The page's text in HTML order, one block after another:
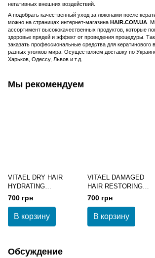
негативных внешних воздействий.
А подобрать качественный уход за локонами после
можно на страницах интернет-магазина HAIR.COM.UA .
ассортимент высококачественных продуктов, которые
здоровье прядей и эффект от проведения процедуры.
заказать профессиональные средства для кератинового
разных уголков мира. Осуществляем доставку по
Харьков, Одессу, Львов и т.д.
Мы рекомендуем
VITAEL DRY HAIR
HYDRATING
SHAMPOO Шампунь
увлажняющий 300 мл
700 грн
В корзину
VITAEL DAMAGED
HAIR RESTORING
SHAMPOO Шампунь
восстанавливающий
для поврежденных
волос 300 мл
700 грн
В корзину
Обсуждение